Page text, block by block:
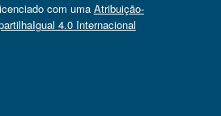
com uma Atribuição-
4.0 Internacional